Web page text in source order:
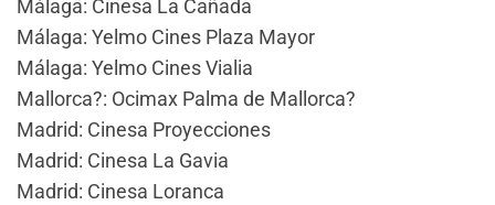
Málaga: Cinesa La Cañada
Málaga: Yelmo Cines Plaza Mayor
Málaga: Yelmo Cines Vialia
Mallorca?: Ocimax Palma de Mallorca?
Madrid: Cinesa Proyecciones
Madrid: Cinesa La Gavia
Madrid: Cinesa Loranca